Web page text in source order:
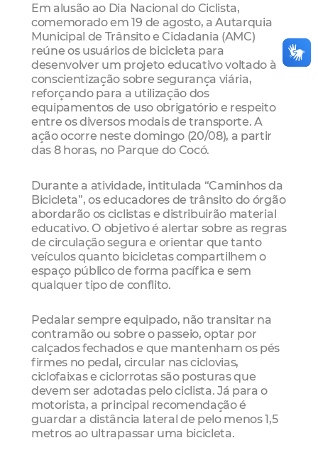
Em alusão ao Dia Nacional do Ciclista,
comemorado em 19 de agosto, a Autarquia
Municipal de Trânsito e Cidadania (AMC)
reúne os usuários de bicicleta para
desenvolver um projeto educativo voltado à
conscientização sobre segurança viária,
reforçando para a utilização dos
equipamentos de uso obrigatório e respeito
entre os diversos modais de transporte. A
ação ocorre neste domingo (20/08), a partir
das 8 horas, no Parque do Cocó.
Durante a atividade, intitulada “Caminhos da
Bicicleta”, os educadores de trânsito do órgão
abordarão os ciclistas e distribuirão material
educativo. O objetivo é alertar sobre as regras
de circulação segura e orientar que tanto
veículos quanto bicicletas compartilhem o
espaço público de forma pacífica e sem
qualquer tipo de conflito.
Pedalar sempre equipado, não transitar na
contramão ou sobre o passeio, optar por
calçados fechados e que mantenham os pés
firmes no pedal, circular nas ciclovias,
ciclofaixas e ciclorrotas são posturas que
devem ser adotadas pelo ciclista. Já para o
motorista, a principal recomendação é
guardar a distância lateral de pelo menos 1,5
metros ao ultrapassar uma bicicleta.